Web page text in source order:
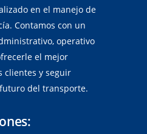
en el manejo de
Contamos con un
operativo
el mejor
clientes y seguir
del transporte.